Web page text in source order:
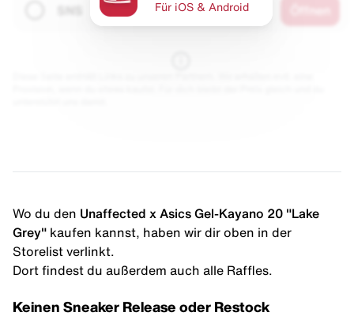
Für iOS & Android
Wo du den Unaffected x Asics Gel-Kayano 20 "Lake
Grey" kaufen kannst, haben wir dir oben in der
Storelist verlinkt.
Dort findest du außerdem auch alle Raffles.
Keinen Sneaker Release oder Restock